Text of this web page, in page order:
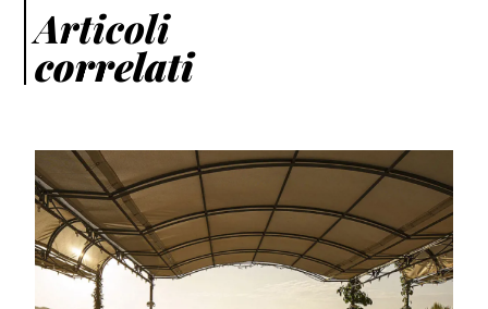
Articoli
correlati